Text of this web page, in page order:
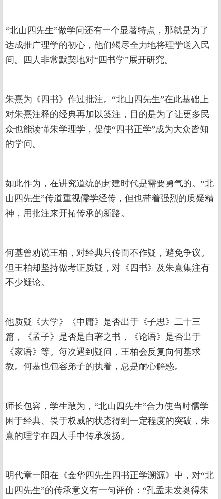
“北山四先生”做学问还有一个显著特点，那就是为了
达成推广理学的初心，他们竭尽全力地将理学送入民
间。四人非常默契地对“四书学”展开研究。
朱熹为《四书》作过批注。“北山四先生”在此基础上
对朱熹注释的经典再加以笺注，目的是为了让更多民
众也能读懂朱学理学，促使“四书正学”成为大众皆知
的学问。
如此作为，在讲究道统的封建时代是需要勇气的。“北
山四先生”传道重视儒学经传，但也带着强烈的质疑精
神，用批注来开拓传承的新路。
何基曾劝说王柏，对经典只传而不作疑，避免争议。
但王柏却坚持做考证质疑，对《四书》及朱熹集注有
不少疑论。
他质疑《大学》《中庸》是否出于《子思》二十三
篇，《孟子》是否是自著之书，《论语》是否出于
《家语》等。每次遇到疑问，王柏会反复向何基求
教。何基也包容弟子的执着，总是耐心解惑。
师长包容，学生敢为，“北山四先生”合力使当时儒学
困于经典、畏于权威的状态得到一定程度的突破，朱
熹的理学在四人手中传承发扬。
明代章一阳在《金华四先生四书正学溯源》中，对“北
山四先生”的传承意义有一句评价：“孔孟未发奥得朱